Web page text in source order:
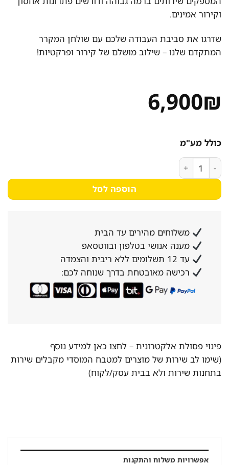
וקירור אמינים.
שדרגו את סביבת העבודה שלכם עם שולחן המקרר
המתקדם שלנו – שילוב מושלם של קירור ופרקטיות!
6,900₪
כולל מע"מ
כמות של מקרר דלפק נירוסטה 3 דלתות נמוך 179 ס״מ
הוספה לסל
משלוחים מהירים עד הבית
מענה אנושי בטלפון ובווטסאפ
עד 12 תשלומים ללא ריבית והצמדה
רכישה מאובטחת בדרך שנוחה לכם:
פינוי פסולת אלקטרונית – לחצו כאן למידע נוסף
(שימו לב שירות של מוצרים למטבח המוסדי מקבלים שירות
בתחנות שירות ולא בבית עסק/לקוח)
אפשרויות משלוח והתקנות